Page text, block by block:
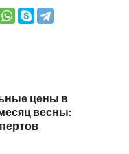
цены в
весны: